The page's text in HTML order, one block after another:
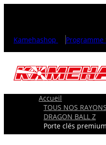
Kamehashop
Accueil
TOUS NOS RAYONS
DRAGON BALL Z
Porte clés